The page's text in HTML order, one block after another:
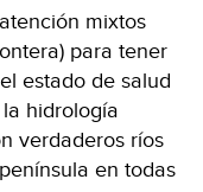
mixtos
para tener
estado de salud
hidrología
verdaderos ríos
en todas